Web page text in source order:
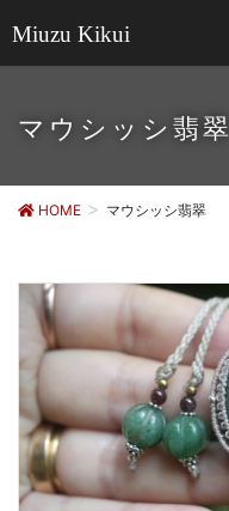
Miuzu Kikui
マウシッシ翡翠
HOME マウシッシ翡翠